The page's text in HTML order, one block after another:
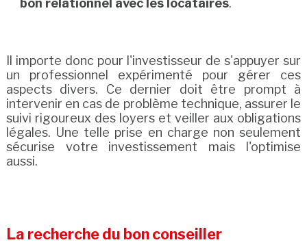
bon relationnel avec les locataires.
Il importe donc pour l'investisseur de s'appuyer sur
un professionnel expérimenté pour gérer ces
aspects divers. Ce dernier doit être prompt à
intervenir en cas de problème technique, assurer le
suivi rigoureux des loyers et veiller aux obligations
légales. Une telle prise en charge non seulement
sécurise votre investissement mais l'optimise
aussi.
La recherche du bon conseiller